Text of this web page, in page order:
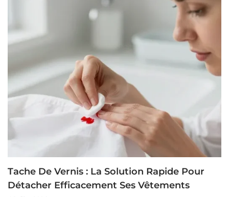
Tache De Vernis : La Solution Rapide Pour
Détacher Efficacement Ses Vêtements